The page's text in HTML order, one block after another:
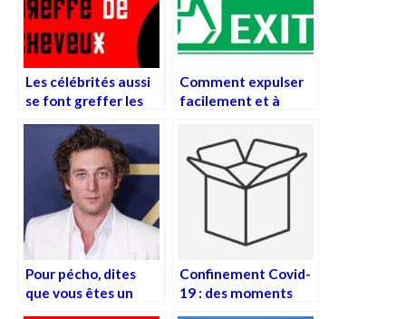
Les célébrités aussi
se font greffer les
Comment expulser
facilement et à
Pour pécho, dites
que vous êtes un
Confinement Covid-
19 : des moments